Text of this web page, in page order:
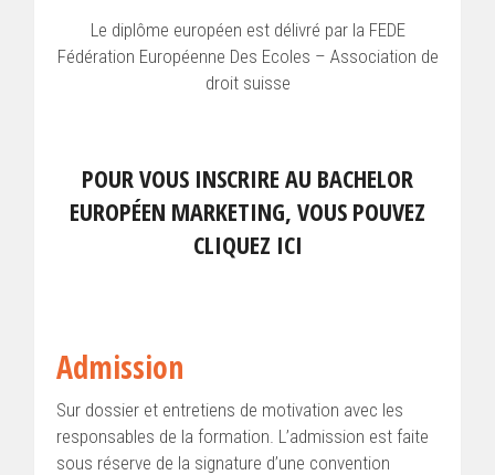
Le diplôme européen est délivré par la FEDE
Fédération Européenne Des Ecoles – Association de
droit suisse
POUR VOUS INSCRIRE AU BACHELOR
EUROPÉEN MARKETING, VOUS POUVEZ
CLIQUEZ ICI
Admission
Sur dossier et entretiens de motivation avec les
responsables de la formation. L’admission est faite
sous réserve de la signature d’une convention